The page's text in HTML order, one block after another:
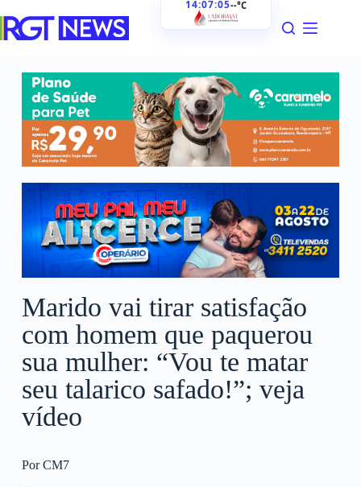
14:07:06--°C
Marido vai tirar satisfação
com homem que paquerou
sua mulher: “Vou te matar
seu talarico safado!”; veja
vídeo
Por CM7